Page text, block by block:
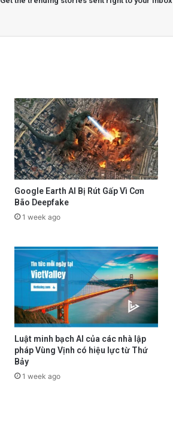
Google Earth AI Bị Rút Gấp Vì Cơn
Bão Deepfake
1 week ago
Luật minh bạch AI của các nhà lập
pháp Vùng Vịnh có hiệu lực từ Thứ
Bảy
1 week ago